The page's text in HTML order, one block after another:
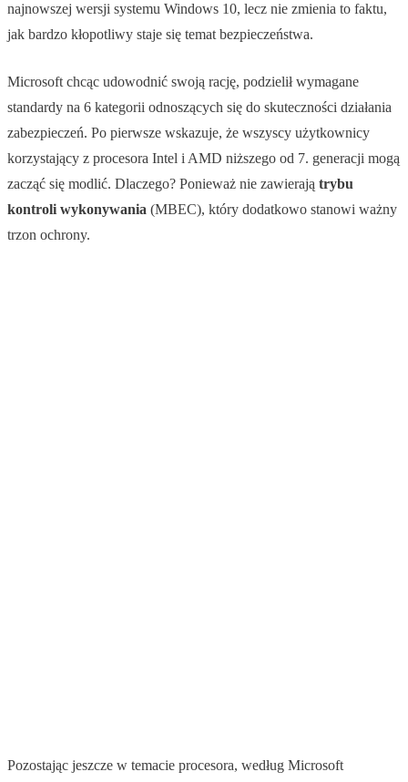
najnowszej wersji systemu Windows 10, lecz nie zmienia to faktu,
jak bardzo kłopotliwy staje się temat bezpieczeństwa.
Microsoft chcąc udowodnić swoją rację, podzielił wymagane
standardy na 6 kategorii odnoszących się do skuteczności działania
zabezpieczeń. Po pierwsze wskazuje, że wszyscy użytkownicy
korzystający z procesora Intel i AMD niższego od 7. generacji mogą
zacząć się modlić. Dlaczego? Ponieważ nie zawierają trybu
kontroli wykonywania (MBEC), który dodatkowo stanowi ważny
trzon ochrony.
Pozostając jeszcze w temacie procesora, według Microsoft